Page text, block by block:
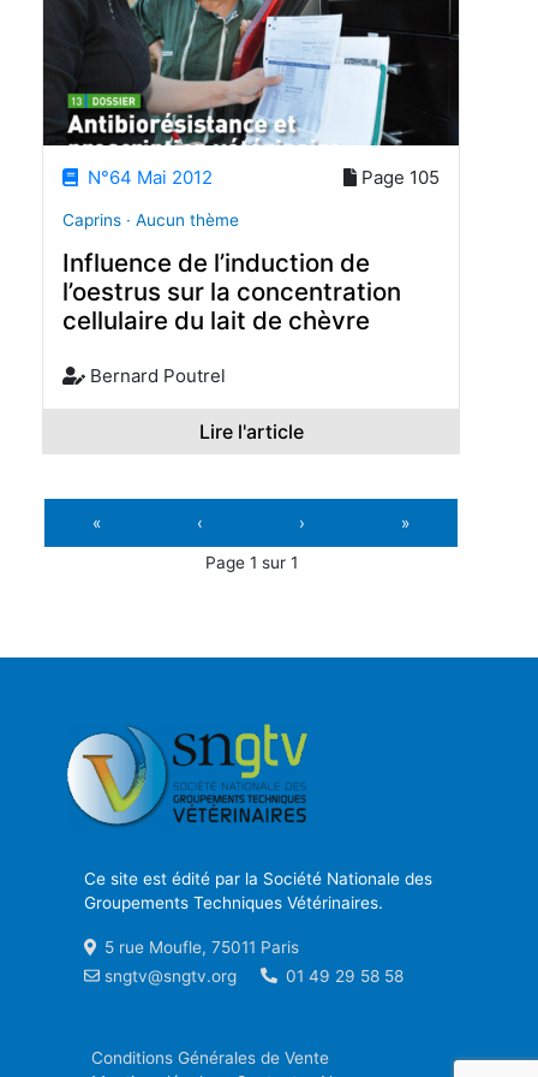
N°64 Mai 2012 Page 105
Caprins · Aucun thème
Influence de l’induction de
l’oestrus sur la concentration
cellulaire du lait de chèvre
Bernard Poutrel
Lire l'article
« ‹ › »
Page 1 sur 1
Ce site est édité par la Société Nationale des
Groupements Techniques Vétérinaires.
5 rue Moufle, 75011 Paris
sngtv@sngtv.org
01 49 29 58 58
Conditions Générales de Vente